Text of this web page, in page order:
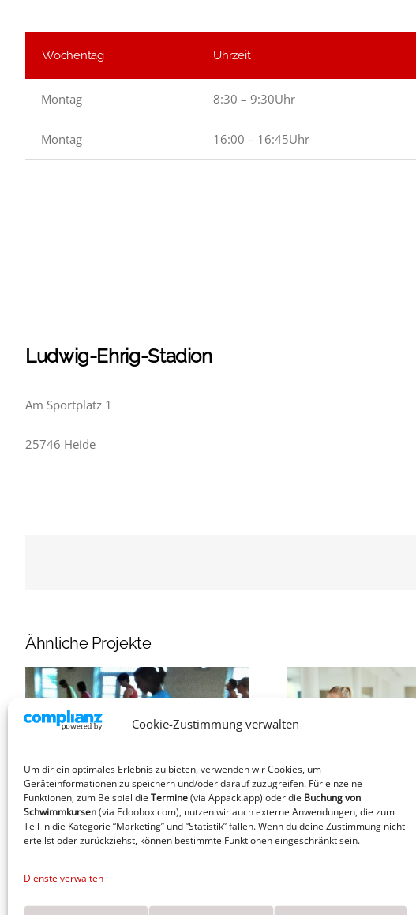
Cookie-Zustimmung verwalten
Um dir ein optimales Erlebnis zu bieten, verwenden wir Cookies, um
Geräteinformationen zu speichern und/oder darauf zuzugreifen. Für einzelne
Funktionen, zum Beispiel die Termine(via Appack.app) oder die Buchung von
Schwimmkursen(via Edoobox.com), nutzen wir auch externe Anwendungen, die zum
Teil in die Kategorie “Marketing” und “Statistik” fallen. Wenn du deine Zustimmung nicht
erteilst oder zurückziehst, können bestimmte Funktionen eingeschränkt sein.
Dienste verwalten
Wochentag Uhrzeit
Montag 8:30 – 9:30Uhr
Montag 16:00 – 16:45Uhr
Ludwig-Ehrig-Stadion
Am Sportplatz 1
25746 Heide
Ähnliche Projekte
Faszien-Pilates